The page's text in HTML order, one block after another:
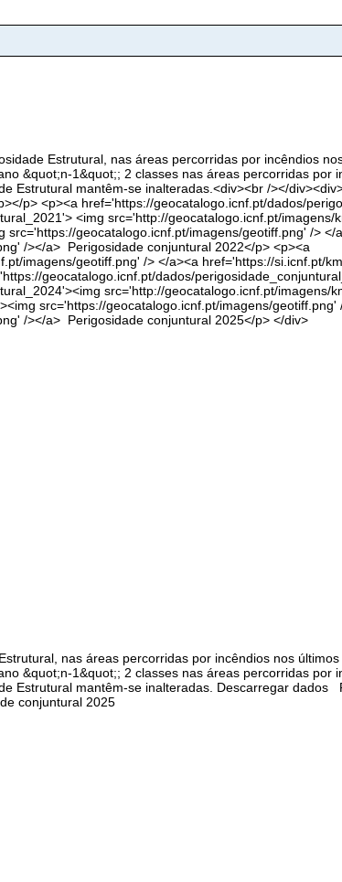
Estrutural, nas áreas percorridas por incêndios
&quot;n-1&quot;; 2 classes nas áreas percorridas por
mantêm-se inalteradas.<div><br /></
p> <p><a href='https://geocatalogo.icnf.pt/dados/
<img src='http://geocatalogo.icnf.pt/
geocatalogo.icnf.pt/imagens/geotiff.png' /> </
/></a> Perigosidade conjuntural 2022</p> <p><a
imagens/geotiff.png' /> </a><a href='https://si.icnf.pt/
geocatalogo.icnf.pt/dados/
src='http://geocatalogo.icnf.pt/imagens/
src='https://geocatalogo.icnf.pt/imagens/geotiff.png'
/></a> Perigosidade conjuntural 2025</p> </div>
nas áreas percorridas por incêndios nos
&quot;n-1&quot;; 2 classes nas áreas percorridas por
Estrutural mantêm-se inalteradas. Descarregar
conjuntural 2025